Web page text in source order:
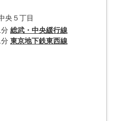
央５丁目
総武・中央緩行線
東京地下鉄東西線